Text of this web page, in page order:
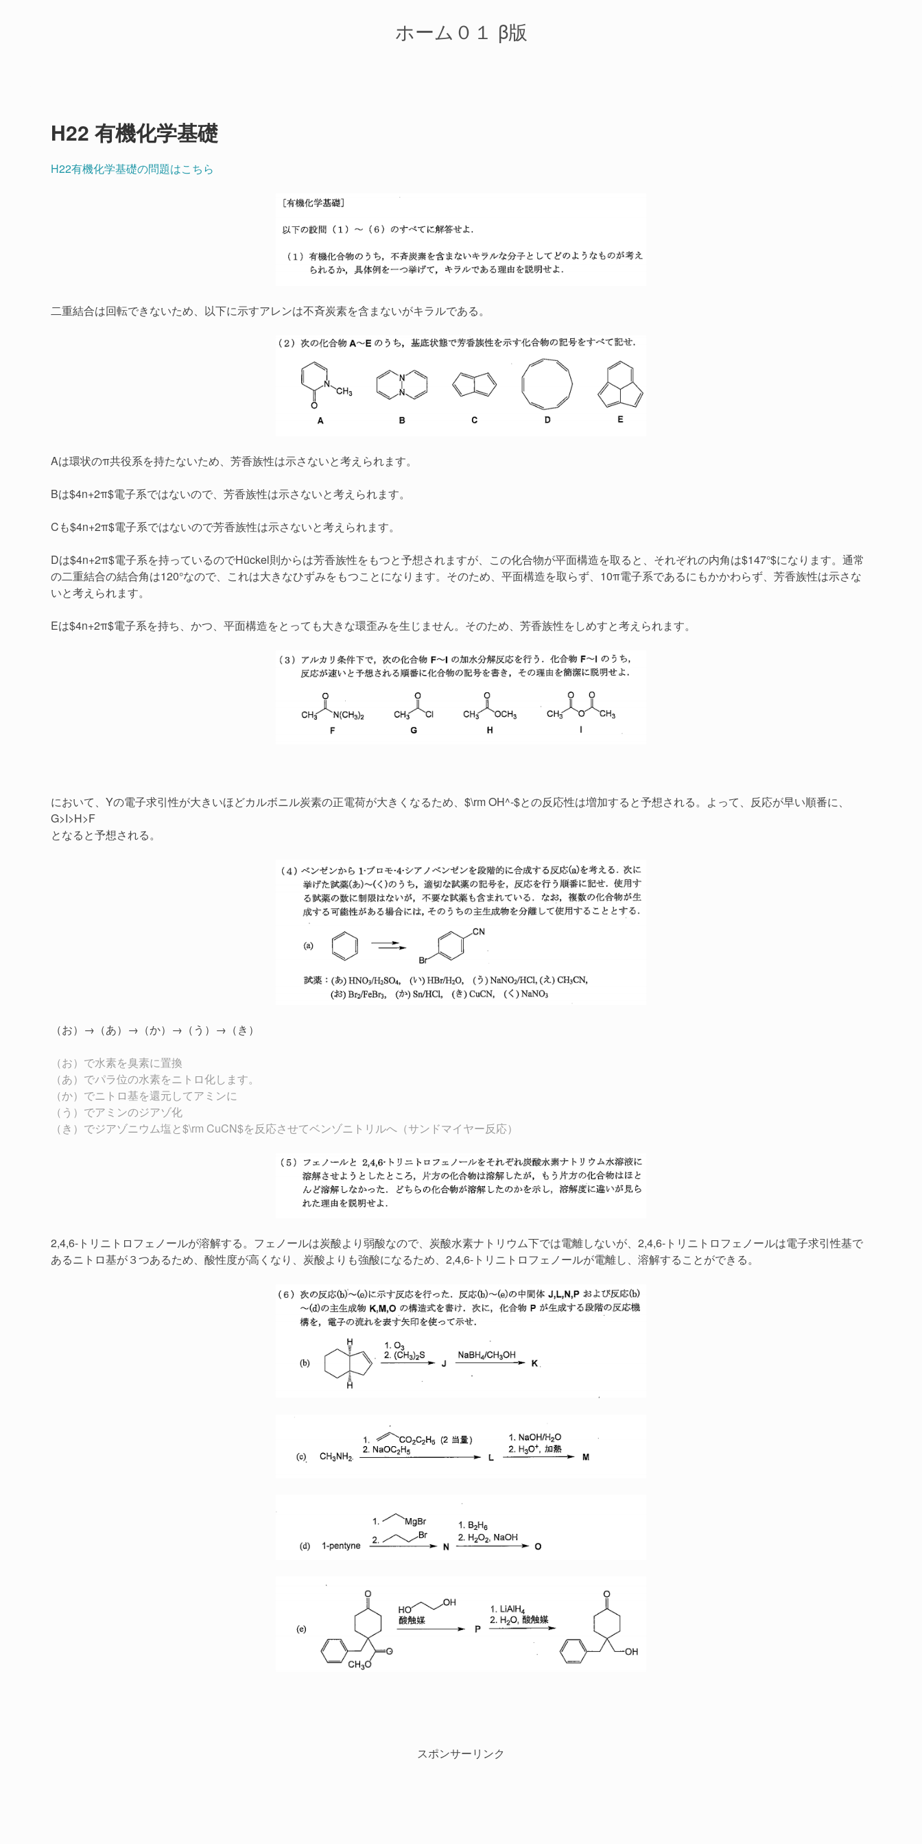
ホーム０１ β版
H22 有機化学基礎
H22有機化学基礎の問題はこちら
二重結合は回転できないため、以下に示すアレンは不斉炭素を含まないがキラルである。
Aは環状のπ共役系を持たないため、芳香族性は示さないと考えられます。
Bは$4n+2π$電子系ではないので、芳香族性は示さないと考えられます。
Cも$4n+2π$電子系ではないので芳香族性は示さないと考えられます。
Dは$4n+2π$電子系を持っているのでHückel則からは芳香族性をもつと予想されますが、この化合物が平面構造を取ると、それぞれの内角は$147°$になります。通常
の二重結合の結合角は120°なので、これは大きなひずみをもつことになります。そのため、平面構造を取らず、10π電子系であるにもかかわらず、芳香族性は示さな
いと考えられます。
Eは$4n+2π$電子系を持ち、かつ、平面構造をとっても大きな環歪みを生じません。そのため、芳香族性をしめすと考えられます。
において、Yの電子求引性が大きいほどカルボニル炭素の正電荷が大きくなるため、$\rm OH^-$との反応性は増加すると予想される。よって、反応が早い順番に、
G>I>H>F
となると予想される。
（お）→（あ）→（か）→（う）→（き）
（お）で水素を臭素に置換
（あ）でパラ位の水素をニトロ化します。
（か）でニトロ基を還元してアミンに
（う）でアミンのジアゾ化
（き）でジアゾニウム塩と$\rm CuCN$を反応させてベンゾニトリルへ（サンドマイヤー反応）
2,4,6-トリニトロフェノールが溶解する。フェノールは炭酸より弱酸なので、炭酸水素ナトリウム下では電離しないが、2,4,6-トリニトロフェノールは電子求引性基で
あるニトロ基が３つあるため、酸性度が高くなり、炭酸よりも強酸になるため、2,4,6-トリニトロフェノールが電離し、溶解することができる。
スポンサーリンク